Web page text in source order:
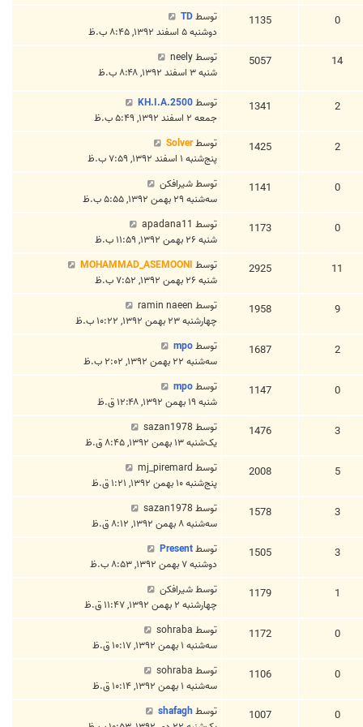
0
1135 توسطTD
دوشنبه ۵ اسفند ۱۳۹۲, ۸:۴۵ ب.ظ
14
5057 توسطneely
شنبه ۳ اسفند ۱۳۹۲, ۸:۴۸ ب.ظ
2
1341 توسطKH.I.A.2500
جمعه ۲ اسفند ۱۳۹۲, ۵:۴۹ ب.ظ
2
1425 توسطSolver
پنج‌شنبه ۱ اسفند ۱۳۹۲, ۷:۵۹ ب.ظ
0
1141 توسطشیرافکن
سه‌شنبه ۲۹ بهمن ۱۳۹۲, ۵:۵۵ ب.ظ
0
1173 توسط apadana11
شنبه ۲۶ بهمن ۱۳۹۲, ۱۱:۵۹ ب.ظ
11
2925 توسط MOHAMMAD_ASEMOONI
شنبه ۲۶ بهمن ۱۳۹۲, ۷:۵۲ ب.ظ
9
1958 توسط ramin naeen
چهارشنبه ۲۳ بهمن ۱۳۹۲, ۱۰:۲۲ ب.ظ
2
1687 توسطmpo
سه‌شنبه ۲۲ بهمن ۱۳۹۲, ۲:۰۲ ب.ظ
0
1147 توسطmpo
شنبه ۱۹ بهمن ۱۳۹۲, ۱۲:۴۸ ق.ظ
3
1476 توسط sazan1978
یک‌شنبه ۱۳ بهمن ۱۳۹۲, ۸:۴۵ ق.ظ
5
2008 توسط mj_piremard
پنج‌شنبه ۱۰ بهمن ۱۳۹۲, ۱:۲۱ ق.ظ
3
1578 توسط sazan1978
سه‌شنبه ۸ بهمن ۱۳۹۲, ۸:۱۲ ق.ظ
3
1505 توسطPresent
دوشنبه ۷ بهمن ۱۳۹۲, ۸:۵۳ ب.ظ
1
1179 توسطشیرافکن
چهارشنبه ۲ بهمن ۱۳۹۲, ۱۱:۴۷ ق.ظ
0
1172 توسط sohraba
سه‌شنبه ۱ بهمن ۱۳۹۲, ۱۰:۱۷ ق.ظ
0
1106 توسط sohraba
سه‌شنبه ۱ بهمن ۱۳۹۲, ۱۰:۱۴ ق.ظ
0
1007 توسط shafagh